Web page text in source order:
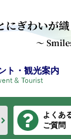
ト・観光案内
よくあ
ご質問